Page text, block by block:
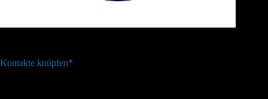
Kontakte knüpfen*